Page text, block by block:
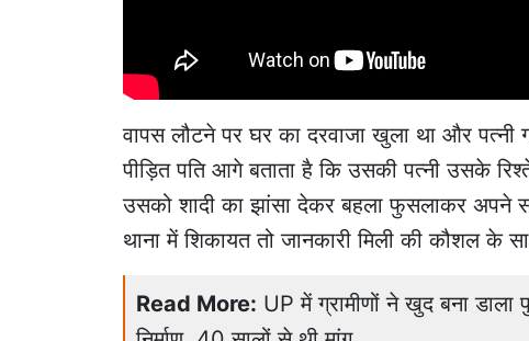
वापस लौटने पर घर का दरवाजा खुला था और
पीड़ित पति आगे बताता है कि उसकी पत्नी उसके
उसको शादी का झांसा देकर बहला फुसलाकर अपने
थाना में शिकायत तो जानकारी मिली की कौशल के
Read More: UP में ग्रामीणों ने खुद बना